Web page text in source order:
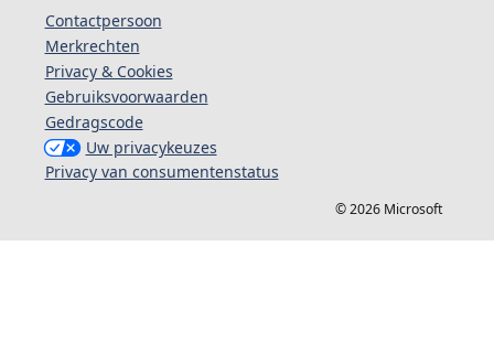
Contactpersoon
Merkrechten
Privacy & Cookies
Gebruiksvoorwaarden
Gedragscode
Uw privacykeuzes
Privacy van consumentenstatus
© 2026 Microsoft